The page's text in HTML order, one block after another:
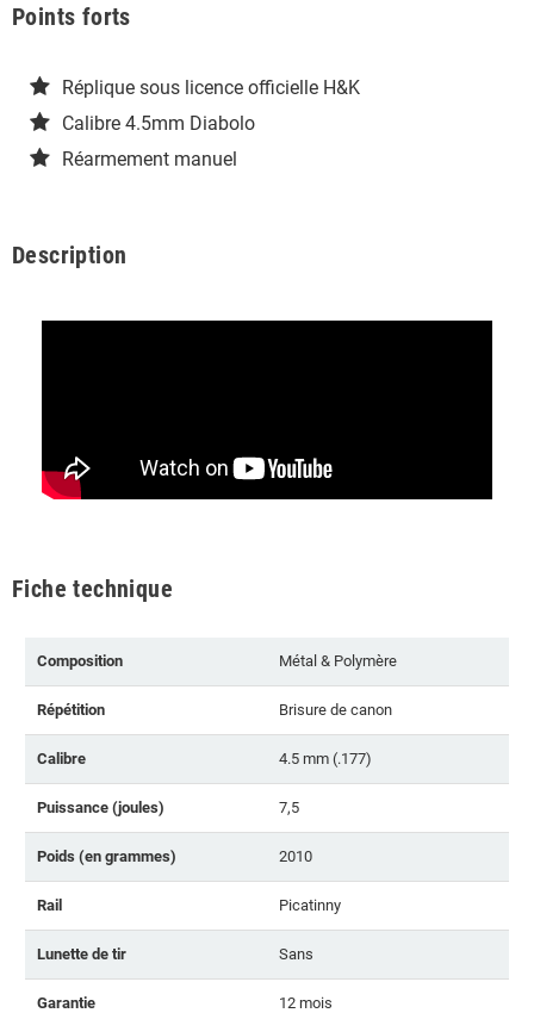
Points forts
Réplique sous licence officielle H&K
Calibre 4.5mm Diabolo
Réarmement manuel
Description
Fiche technique
Composition Métal & Polymère
Répétition Brisure de canon
Calibre 4.5 mm (.177)
Puissance (joules) 7,5
Poids (en grammes) 2010
Rail Picatinny
Lunette de tir Sans
Garantie 12 mois